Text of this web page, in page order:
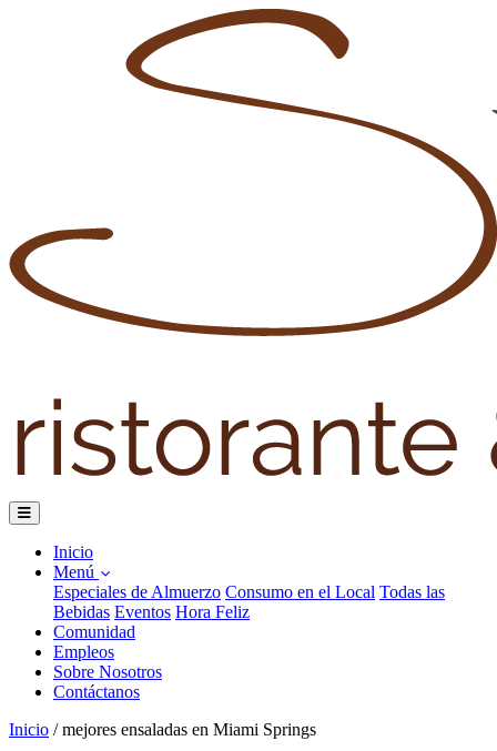
Inicio
Menú
Especiales de Almuerzo Consumo en el Local Todas las
Bebidas Eventos Hora Feliz
Comunidad
Empleos
Sobre Nosotros
Contáctanos
Inicio / mejores ensaladas en Miami Springs